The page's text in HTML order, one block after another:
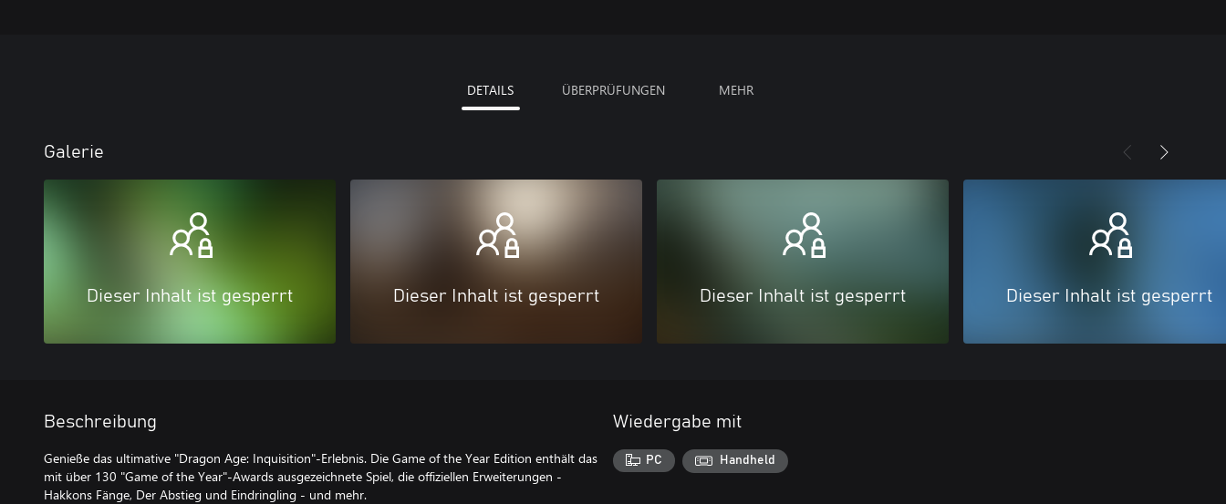
DETAILS ÜBERPRÜFUNGEN MEHR
Galerie
Dieser Inhalt ist gesperrt Dieser Inhalt ist gesperrt Dieser Inhalt ist gesperrt Dieser Inhalt ist gesperrt
Beschreibung
Genieße das ultimative "Dragon Age: Inquisition"-Erlebnis. Die Game of the Year Edition enthält das
mit über 130 "Game of the Year"-Awards ausgezeichnete Spiel, die offiziellen Erweiterungen -
Hakkons Fänge, Der Abstieg und Eindringling - und mehr.
Wiedergabe mit
PC Handheld